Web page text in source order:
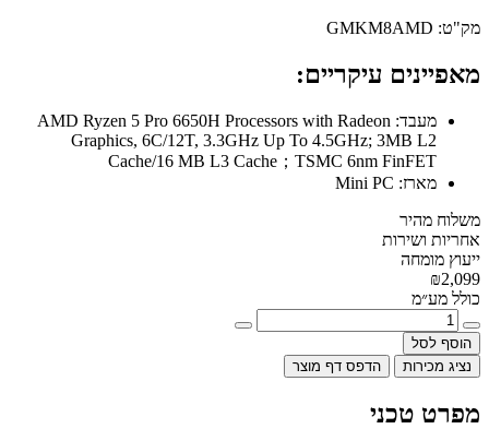
מק"ט: GMKM8AMD
מאפיינים עיקריים:
מעבד: AMD Ryzen 5 Pro 6650H Processors with Radeon
Graphics, 6C/12T, 3.3GHz Up To 4.5GHz; 3MB L2
Cache/16 MB L3 Cache；TSMC 6nm FinFET
מארז:
משלוח מהיר
אחריות ושירות
ייעוץ מומחה
₪2,099
כולל מע״מ
הוסף לסל
נציג מכירות
הדפס דף מוצר
מפרט טכני